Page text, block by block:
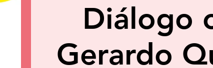
Diálogo
Gerardo